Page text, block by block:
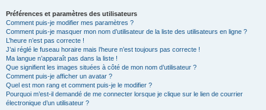
Préférences et paramètres des utilisateurs
Comment puis-je modifier mes paramètres ?
Comment puis-je masquer mon nom d’utilisateur de la liste des utilisateurs en ligne ?
L’heure n’est pas correcte !
J’ai réglé le fuseau horaire mais l’heure n’est toujours pas correcte !
Ma langue n’apparaît pas dans la liste !
Que signifient les images situées à côté de mon nom d’utilisateur ?
Comment puis-je afficher un avatar ?
Quel est mon rang et comment puis-je le modifier ?
Pourquoi m’est-il demandé de me connecter lorsque je clique sur le lien de courrier
électronique d’un utilisateur ?